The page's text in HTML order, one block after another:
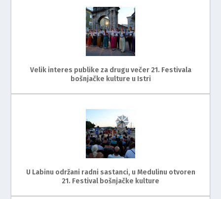
Velik interes publike za drugu večer 21. Festivala
bošnjačke kulture u Istri
U Labinu održani radni sastanci, u Medulinu otvoren
21. Festival bošnjačke kulture